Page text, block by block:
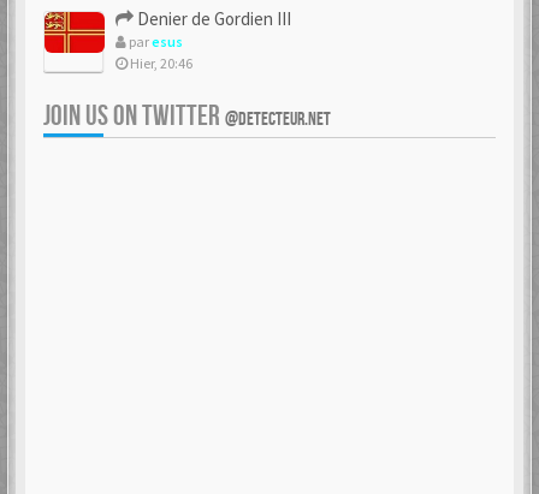
Denier de Gordien III
paresus
Hier, 20:46
JOIN US ON TWITTER @DETECTEUR.NET